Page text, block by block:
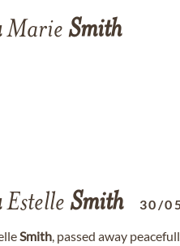
Marie Smith
Estelle Smith 30/
Smith, passed away